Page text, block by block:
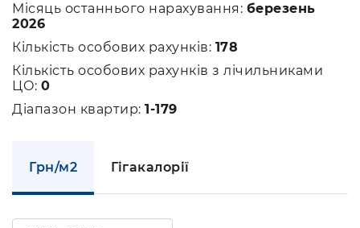
Місяць останнього нарахування: березень
2026
Кількість особових рахунків: 178
Кількість особових рахунків з лічильниками
ЦО: 0
Діапазон квартир: 1-179
Грн/м2 Гігакалорії